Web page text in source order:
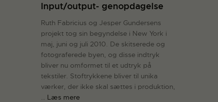
Input/output- genopdagelse
Ruth Fabricius og Jesper Gundersens
projekt tog sin begyndelse i New York i
maj, juni og juli 2010. De skitserede og
fotograferede byen, og disse indtryk
bliver nu omformet til et udtryk på
tekstiler. Stoftrykkene bliver til unika
værker, der ikke skal sættes i produktion,
… Læs mere